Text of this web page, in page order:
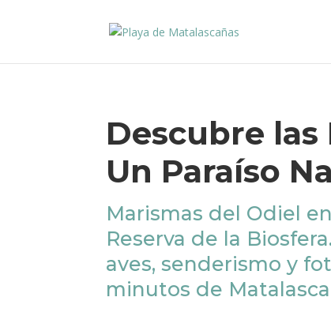
Descubre las
Un Paraíso
Marismas del Odiel
Reserva de la
aves, senderismo y
minutos de